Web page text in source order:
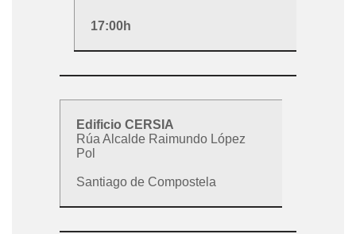
17:00h
Edificio CERSIA
Rúa Alcalde Raimundo López
Pol
Santiago de Compostela